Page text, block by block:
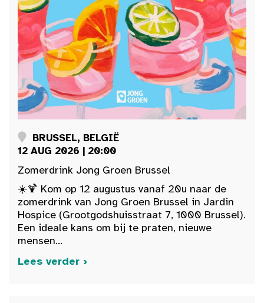
BRUSSEL, BELGIË
12 AUG 2026 | 20:00
Zomerdrink Jong Groen Brussel
☀️🍹 Kom op 12 augustus vanaf 20u naar de
zomerdrink van Jong Groen Brussel in Jardin
Hospice (Grootgodshuisstraat 7, 1000 Brussel).
Een ideale kans om bij te praten, nieuwe
mensen...
Lees verder ›